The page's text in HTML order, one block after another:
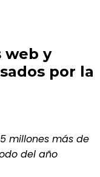
web y
por la
millones más de
del año